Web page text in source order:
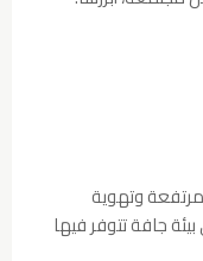
مرتفعة وتهوية
مئوية في بيئة جافة تتوفر فيها